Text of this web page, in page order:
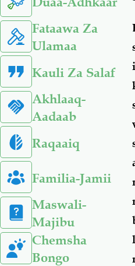
Fataawa Za
Ulamaa
Kauli Za Salaf
Akhlaaq-
Aadaab
Raqaaiq
Familia-Jamii
Maswali-
Majibu
Chemsha
Bongo